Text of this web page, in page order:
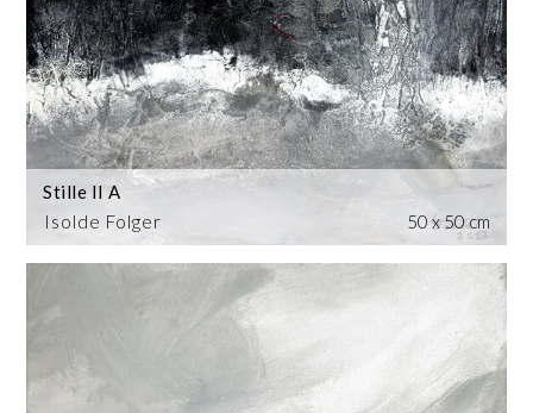
Isolde Folger
Stille II A
50 x 50 cm